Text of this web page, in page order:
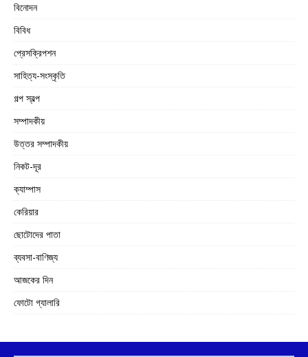
বিনোদন
বিবিধ
প্রেসক্রিপশন
সাহিত্য-সংস্কৃতি
গল্প স্বল্প
সম্পাদকীয়
উত্তর সম্পাদকীয়
নিকট-দূর
ক্যাম্পাস
কেরিয়ার
ছোটোদের পাতা
ব্যবসা-বাণিজ্য
আজকের দিন
ফোটো গ্যালারি